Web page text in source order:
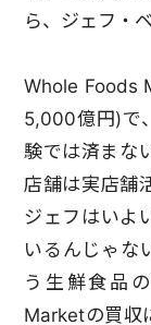
ら、ジェフ・
Whole Foods
5,000億円)で
験では済まな
店舗は実店舗
ジェフはいよ
いるんじゃな
う生鮮食品
Marketの買収